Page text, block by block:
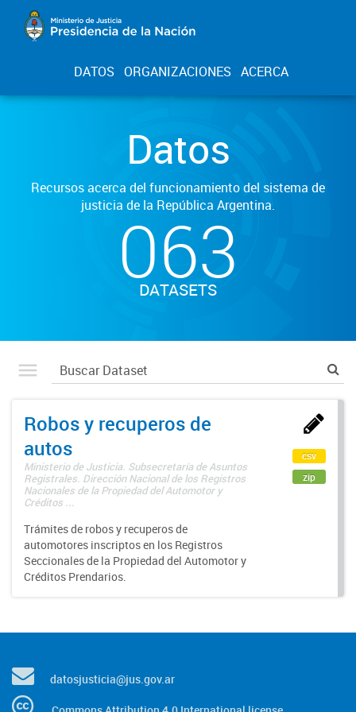
DATOS ORGANIZACIONES ACERCA
Datos
Recursos acerca del funcionamiento del sistema de
justicia de la República Argentina.
063
DATASETS
Robos y recuperos de
autos
Ministerio de Justicia. Subsecretaría de Asuntos
Registrales. Dirección Nacional de los Registros
Nacionales de la Propiedad del Automotor y
Créditos ...
Trámites de robos y recuperos de
automotores inscriptos en los Registros
Seccionales de la Propiedad del Automotor y
Créditos Prendarios.
csv
zip
datosjusticia@jus.gov.ar